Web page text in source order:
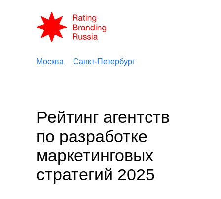
Санкт-Петербург
Москва
Рейтинг агентств
по разработке
маркетинговых
стратегий 2025